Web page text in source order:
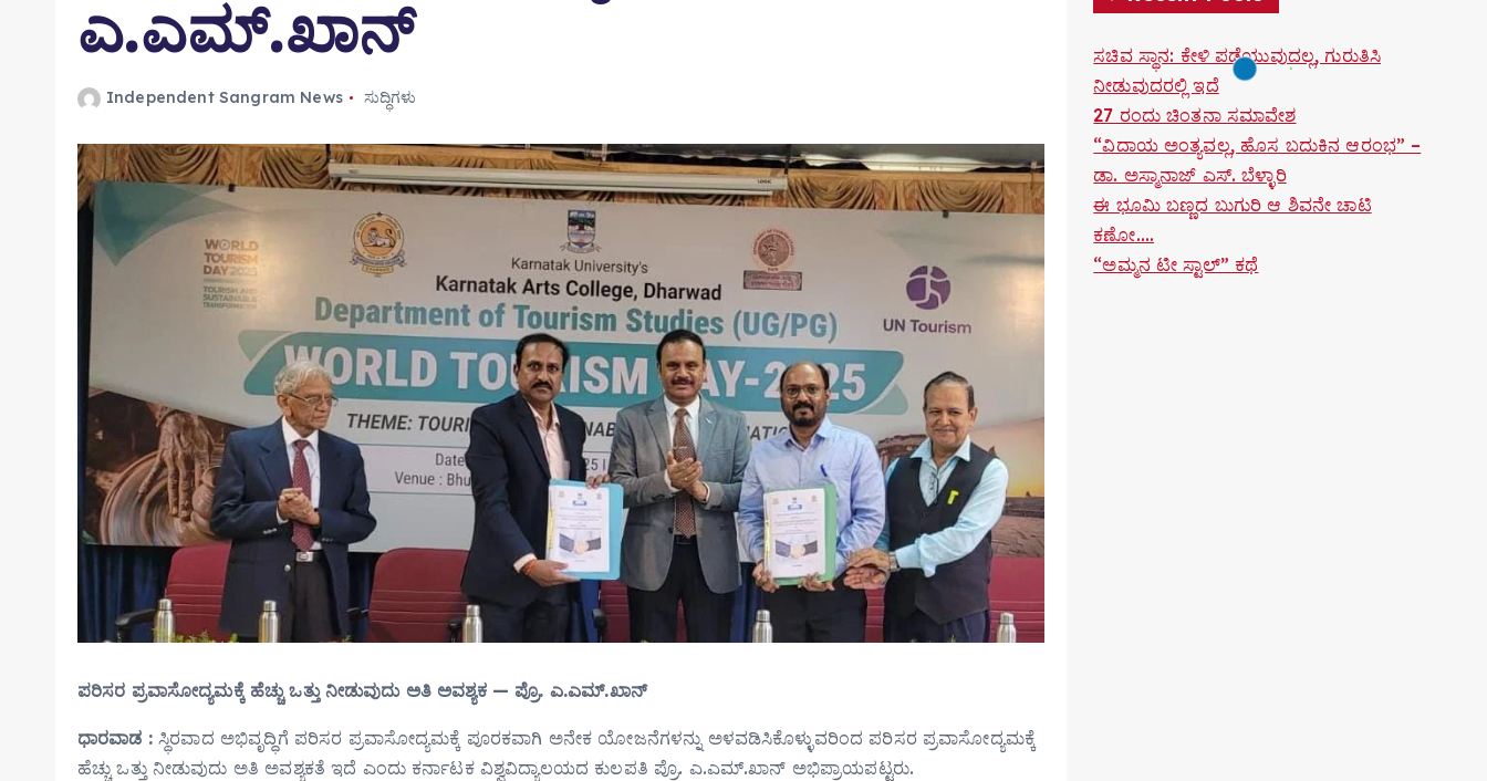
ಎ.ಎಮ್‌.ಖಾನ್
Independent Sangram News ಸುದ್ಧಿಗಳು
ಪರಿಸರ ಪ್ರವಾಸೋದ್ಯಮಕ್ಕೆ ಹೆಚ್ಚು ಒತ್ತು ನೀಡುವುದು ಅತಿ‌ ಅವಶ್ಯಕ — ಪ್ರೊ. ಎ.ಎಮ್‌.ಖಾನ್
ಧಾರವಾಡ :ಸ್ಥಿರವಾದ ಅಭಿವೃದ್ಧಿಗೆ ಪರಿಸರ ಪ್ರವಾಸೋದ್ಯಮಕ್ಕೆ ಪೂರಕವಾಗಿ ಅನೇಕ ಯೋಜನೆಗಳನ್ನು ಅಳವಡಿಸಿಕೊಳ್ಳುವರಿಂದ ಪರಿಸರ ಪ್ರವಾಸೋದ್ಯಮಕ್ಕೆ
ಹೆಚ್ಚು ಒತ್ತು ನೀಡುವುದು ಅತಿ‌ ಅವಶ್ಯಕತೆ ಇದೆ ಎಂದು ಕರ್ನಾಟಕ ವಿಶ್ವವಿದ್ಯಾಲಯದ ಕುಲಪತಿ ಪ್ರೊ. ಎ.ಎಮ್‌.ಖಾನ್ ಅಭಿಪ್ರಾಯಪಟ್ಟರು.
ಸಚಿವ ಸ್ಥಾನ: ಕೇಳಿ ಪಡೆಯುವುದಲ್ಲ, ಗುರುತಿಸಿ
ನೀಡುವುದರಲ್ಲಿ ಇದೆ
27 ರಂದು ಚಿಂತನಾ ಸಮಾವೇಶ
“ವಿದಾಯ ಅಂತ್ಯವಲ್ಲ, ಹೊಸ ಬದುಕಿನ ಆರಂಭ” –
ಡಾ. ಅಸ್ಮಾನಾಜ್ ಎಸ್. ಬೆಳ್ಳಾರಿ
ಈ ಭೂಮಿ ಬಣ್ಣದ ಬುಗುರಿ ಆ ಶಿವನೇ ಚಾಟಿ
ಕಣೋ….
“ಅಮ್ಮನ ಟೀ ಸ್ಟಾಲ್” ಕಥೆ